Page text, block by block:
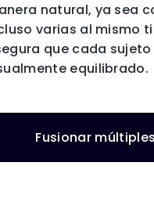
natural, ya sea
varias al mismo
que cada
equilibrado.
Fusionar